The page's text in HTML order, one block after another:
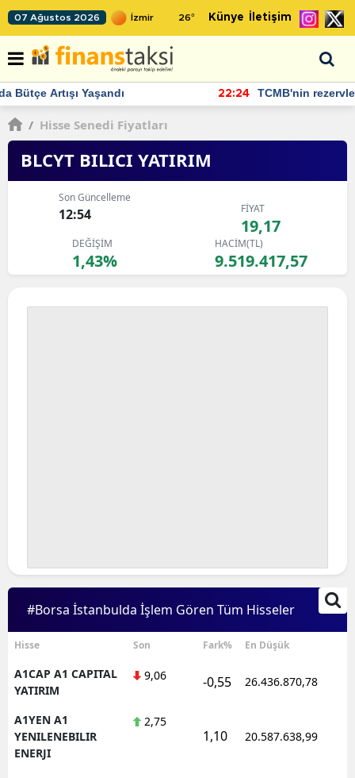
07 Ağustos 2026 26° Künye İletişim
22:24 TCMB'nin rezervlerinde artan momentum devam ediyor
/ Hisse Senedi Fiyatları
BLCYT BILICI YATIRIM
Son Güncelleme
12:54 FİYAT
19,17
DEĞİŞİM
1,43%
HACİM(TL)
9.519.417,57
#Borsa İstanbulda İşlem Gören Tüm Hisseler
Hisse Son Fark% En Düşük
A1CAP A1 CAPITAL
YATIRIM
9,06 -0,55 26.436.870,78
A1YEN A1
YENILENEBILIR
ENERJI
2,75
1,10 20.587.638,99